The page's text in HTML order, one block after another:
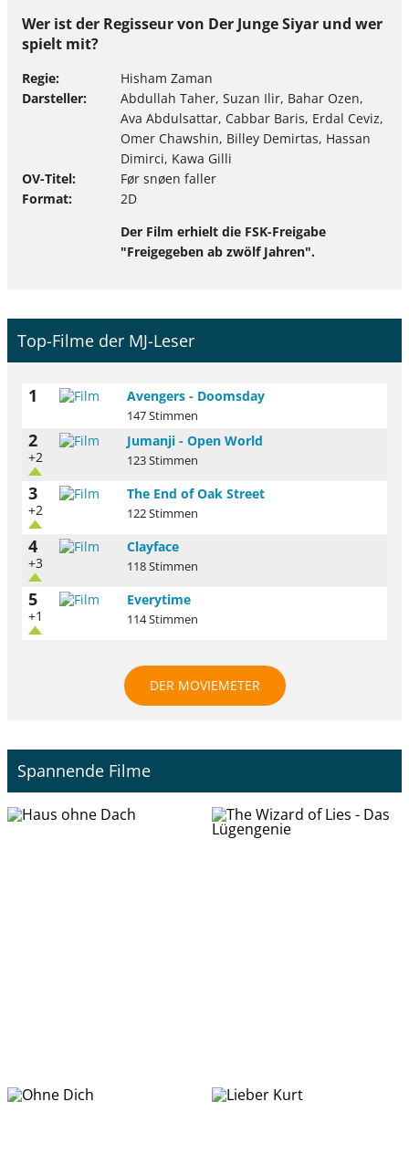
Wer ist der Regisseur von Der Junge Siyar und wer
spielt mit?
Regie
Hisham Zaman
Darsteller
Abdullah Taher, Suzan Ilir, Bahar Ozen,
Ava Abdulsattar, Cabbar Baris, Erdal Ceviz,
Omer Chawshin, Billey Demirtas, Hassan
Dimirci, Kawa Gilli
OV-Titel
Før snøen faller
Format
2D
Der Film erhielt die FSK-Freigabe
"Freigegeben ab zwölf Jahren".
Top-Filme der MJ-Leser
1 Avengers - Doomsday
147 Stimmen
2
+2
Jumanji - Open World
123 Stimmen
3
+2
The End of Oak Street
122 Stimmen
4
+3
Clayface
118 Stimmen
5
+1
Everytime
114 Stimmen
DER MOVIEMETER
Spannende Filme